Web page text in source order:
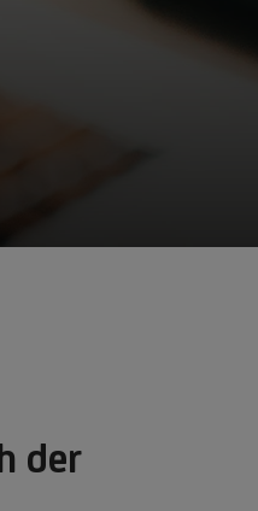
der